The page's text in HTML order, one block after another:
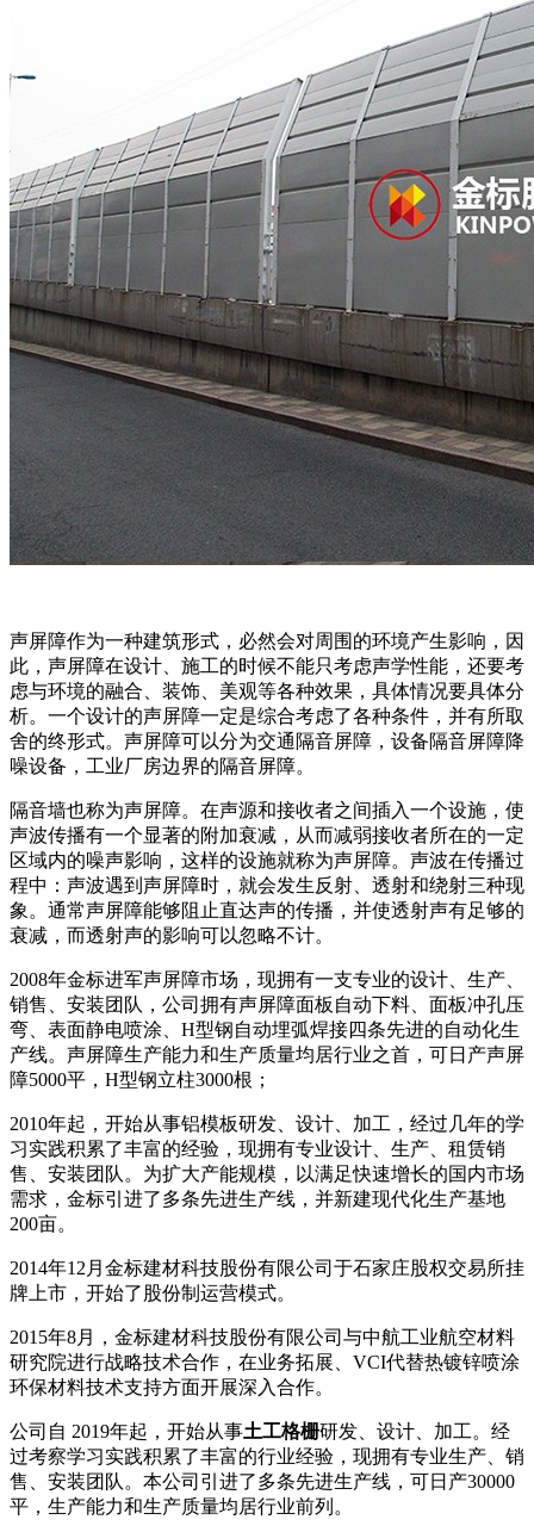
声屏障作为一种建筑形式，必然会对周围的环境产生影响，因
此，声屏障在设计、施工的时候不能只考虑声学性能，还要考
虑与环境的融合、装饰、美观等各种效果，具体情况要具体分
析。一个设计的声屏障一定是综合考虑了各种条件，并有所取
舍的终形式。声屏障可以分为交通隔音屏障，设备隔音屏障降
噪设备，工业厂房边界的隔音屏障。
隔音墙也称为声屏障。在声源和接收者之间插入一个设施，使
声波传播有一个显著的附加衰减，从而减弱接收者所在的一定
区域内的噪声影响，这样的设施就称为声屏障。声波在传播过
程中：声波遇到声屏障时，就会发生反射、透射和绕射三种现
象。通常声屏障能够阻止直达声的传播，并使透射声有足够的
衰减，而透射声的影响可以忽略不计。
2008年金标进军声屏障市场，现拥有一支专业的设计、生产、
销售、安装团队，公司拥有声屏障面板自动下料、面板冲孔压
弯、表面静电喷涂、H型钢自动埋弧焊接四条先进的自动化生
产线。声屏障生产能力和生产质量均居行业之首，可日产声屏
障5000平，H型钢立柱3000根；
2010年起，开始从事铝模板研发、设计、加工，经过几年的学
习实践积累了丰富的经验，现拥有专业设计、生产、租赁销
售、安装团队。为扩大产能规模，以满足快速增长的国内市场
需求，金标引进了多条先进生产线，并新建现代化生产基地
200亩。
2014年12月金标建材科技股份有限公司于石家庄股权交易所挂
牌上市，开始了股份制运营模式。
2015年8月，金标建材科技股份有限公司与中航工业航空材料
研究院进行战略技术合作，在业务拓展、VCI代替热镀锌喷涂
环保材料技术支持方面开展深入合作。
公司自 2019年起，开始从事土工格栅研发、设计、加工。经
过考察学习实践积累了丰富的行业经验，现拥有专业生产、销
售、安装团队。本公司引进了多条先进生产线，可日产30000
平，生产能力和生产质量均居行业前列。